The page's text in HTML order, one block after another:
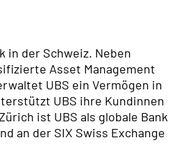
in der Schweiz. Neben
Asset Management
UBS ein Vermögen in
UBS ihre Kundinnen
ist UBS als globale Bank
an der SIX Swiss Exchange